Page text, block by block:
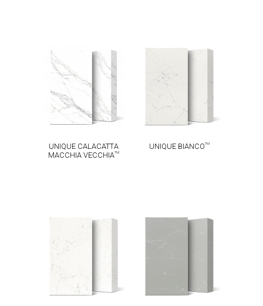
UNIQUE
CALACATTA
MACCHIA
VECCHIA
UNIQUE CALACATTA
MACCHIA VECCHIATM
UNIQUE BIANCOTM
CARRARA